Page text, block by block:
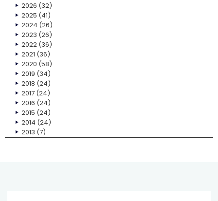
2026 (32)
2025 (41)
2024 (26)
2023 (26)
2022(36)
2021 (36)
2020 (58)
2019 (34)
2018 (24)
2017(24)
2016 (24)
2015 (24)
2014 (24)
2013 (7)